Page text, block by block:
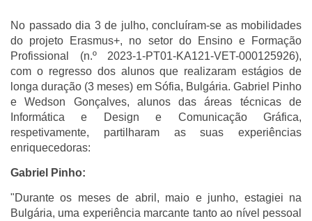
No passado dia 3 de julho, concluíram-se as mobilidades
do projeto Erasmus+, no setor do Ensino e Formação
Profissional (n.º 2023-1-PT01-KA121-VET-000125926),
com o regresso dos alunos que realizaram estágios de
longa duração (3 meses) em Sófia, Bulgária. Gabriel Pinho
e Wedson Gonçalves, alunos das áreas técnicas de
Informática e Design e Comunicação Gráfica,
respetivamente, partilharam as suas experiências
enriquecedoras:
Gabriel Pinho:
"Durante os meses de abril, maio e junho, estagiei na
Bulgária, uma experiência marcante tanto ao nível pessoal